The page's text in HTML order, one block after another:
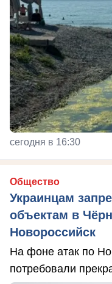
сегодня в 16:30
Общество
Украинцам
объектам в
Новороссийск
На фоне атак по
потребовали